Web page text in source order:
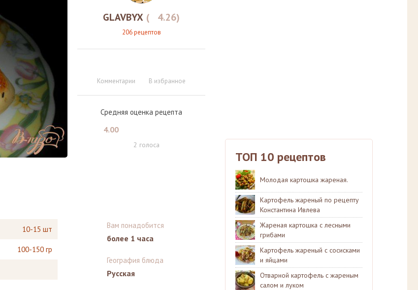
GLAVBYX ( 4.26)
206 рецептов
Комментарии В избранное
Средняя оценка рецепта
4.00
2 голоса
10-15 шт
100-150 гр
Вам понадобится
более 1 часа
География блюда
Русская
ТОП 10 рецептов
Молодая картошка жареная.
Картофель жареный по рецепту
Константина Ивлева
Жареная картошка с лесными
грибами
Картофель жареный с сосисками
и яйцами
Отварной картофель с жареным
салом и луком